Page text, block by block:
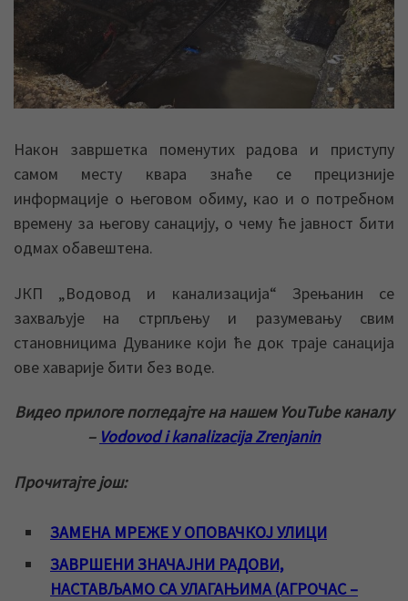
Након завршетка поменутих радова и приступу
самом месту квара знаће се прецизније
информације о његовом обиму, као и о потребном
времену за његову санацију, о чему ће јавност бити
одмах обавештена.
ЈКП „Водовод и канализација“ Зрењанин се
захваљује на стрпљењу и разумевању свим
становницима Дуванике који ће док траје санација
ове хаварије бити без воде.
Видео прилоге погледајте на нашем YouTube каналу
– Vodovod i kanalizacija Zrenjanin
Прочитајте још:
ЗАМЕНА МРЕЖЕ У ОПОВАЧКОЈ УЛИЦИ
ЗАВРШЕНИ ЗНАЧАЈНИ РАДОВИ,
НАСТАВЉАМО СА УЛАГАЊИМА (АГРОЧАС –